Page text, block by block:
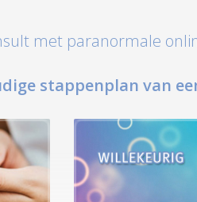
met paranormale
stappenplan van